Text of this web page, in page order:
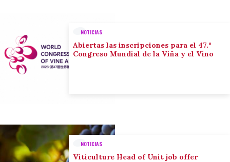
NOTICIAS
Abiertas las inscripciones para el 47.º
Congreso Mundial de la Viña y el Vino
NOTICIAS
Viticulture Head of Unit job offer